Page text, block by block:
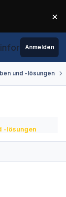
×
Anmelden
und -lösungen
-lösungen